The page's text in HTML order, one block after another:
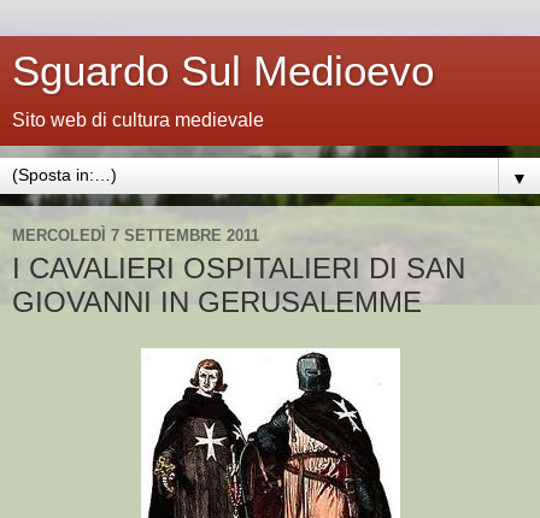
Sguardo Sul Medioevo
Sito web di cultura medievale
▼
MERCOLEDÌ 7 SETTEMBRE 2011
I CAVALIERI OSPITALIERI DI SAN
GIOVANNI IN GERUSALEMME